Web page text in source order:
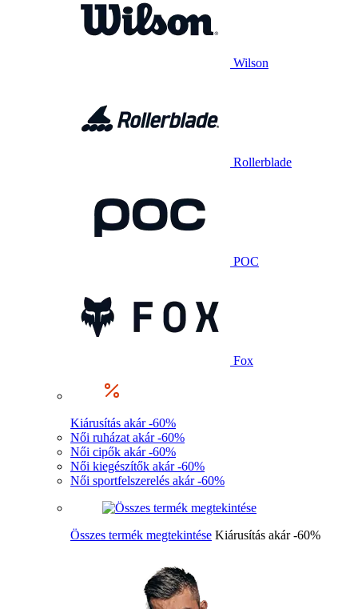
Wilson
Rollerblade
POC
Fox
Kiárusítás akár -60%
Női ruházat akár -60%
Női cipők akár -60%
Női kiegészítők akár -60%
Női sportfelszerelés akár -60%
Összes termék megtekintése Kiárusítás akár -60%